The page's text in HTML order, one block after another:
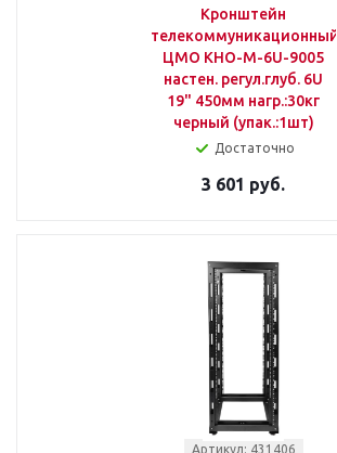
Кронштейн
телекоммуникационный
ЦМО КНО-М-6U-9005
настен. регул.глуб. 6U
19" 450мм нагр.:30кг
черный (упак.:1шт)
Достаточно
3 601 руб.
Артикул: 431406